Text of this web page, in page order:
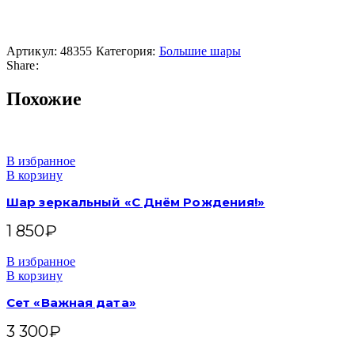
Артикул: 48355 Категория: Большие шары
Share:
Похожие
В избранное
В корзину
Шар зеркальный «С Днём Рождения!»
1 850₽
В избранное
В корзину
Сет «Важная дата»
3 300₽